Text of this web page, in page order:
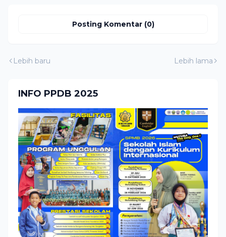
Posting Komentar (0)
Lebih baru Lebih lama
INFO PPDB 2025